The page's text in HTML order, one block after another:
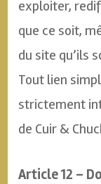
exploiter,
que ce soit,
du site qu’ils
Tout lien
strictement
de Cuir &
Article 12 –